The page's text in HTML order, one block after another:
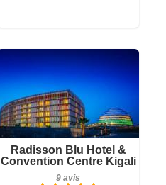
Radisson Blu Hotel &
Convention Centre Kigali
9 avis
Petit-déjeuner inclus
9 avis